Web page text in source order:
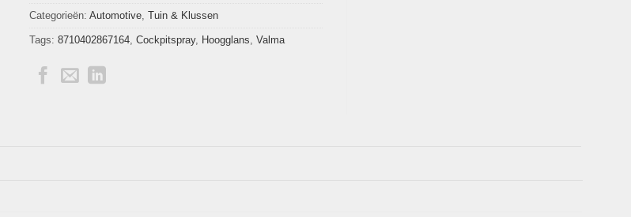
Categorieën: Automotive, Tuin & Klussen
Tags: 8710402867164, Cockpitspray, Hoogglans, Valma